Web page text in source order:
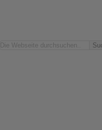
Suchen